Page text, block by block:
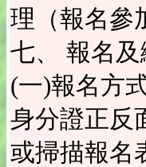
理（報名參
七、 報名及
(一)報名方
身分證正反
或掃描報名